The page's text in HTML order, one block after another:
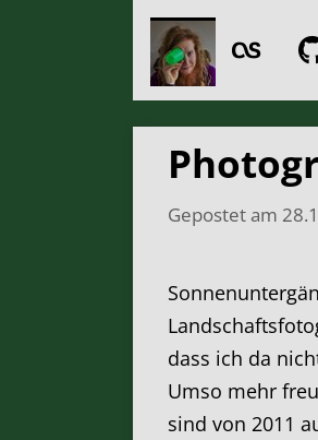
Gepostet am
dass ich da
Umso mehr
sind von 2011